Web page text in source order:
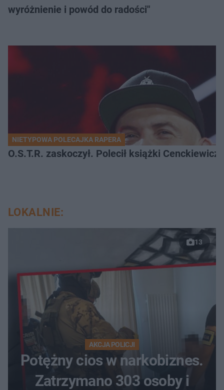
wyróżnienie i powód do radości"
NIETYPOWA POLECAJKA RAPERA
O.S.T.R. zaskoczył. Polecił książki
LOKALNIE:
13
AKCJA POLICJI
Potężny cios w narkobiznes.
Zatrzymano 303 osoby i